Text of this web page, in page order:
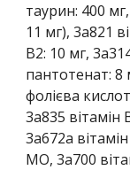
таурин: 400
11 мг), 3a821
В2: 10 мг,
пантотенат: 8
фолієва
3a835 вітамін
3a672a
МО, 3a700